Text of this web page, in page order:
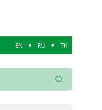
EN RU TK